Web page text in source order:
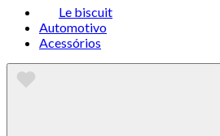
Le biscuit
Automotivo
Acessórios